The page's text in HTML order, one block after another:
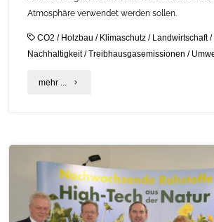
Atmosphäre verwendet werden sollen.
CO2 / Holzbau / Klimaschutz / Landwirtschaft/
Nachhaltigkeit/Treibhausgasemissionen /
mehr ... "Erstes
Brüssel
zur
Zertifizierung